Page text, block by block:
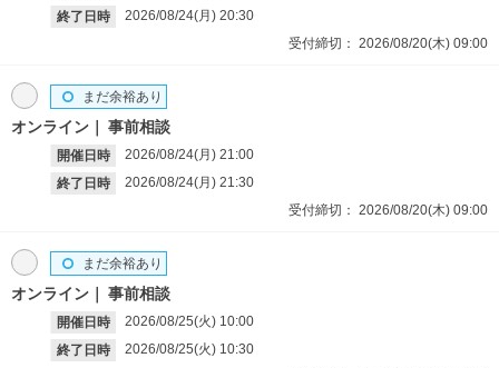
終了日時
2026/08/24(月) 20:30
受付締切： 2026/08/20(木) 09:00
オンライン 事前相談
開催日時 2026/08/24(月) 21:00
終了日時
2026/08/24(月) 21:30
まだ余裕あり
受付締切： 2026/08/20(木) 09:00
オンライン 事前相談
開催日時 2026/08/25(火) 10:00
終了日時
2026/08/25(火) 10:30
まだ余裕あり